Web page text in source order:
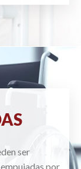
ser
por